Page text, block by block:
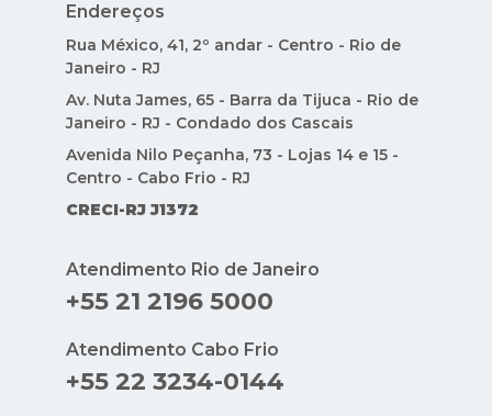
Endereços
Rua México, 41, 2º andar - Centro - Rio de
Janeiro - RJ
Av. Nuta James, 65 - Barra da Tijuca - Rio de
Janeiro - RJ - Condado dos Cascais
Avenida Nilo Peçanha, 73 - Lojas 14 e 15 -
Centro - Cabo Frio - RJ
CRECI-RJ J1372
Atendimento Rio de Janeiro
+55 21 2196 5000
Atendimento Cabo Frio
+55 22 3234-0144